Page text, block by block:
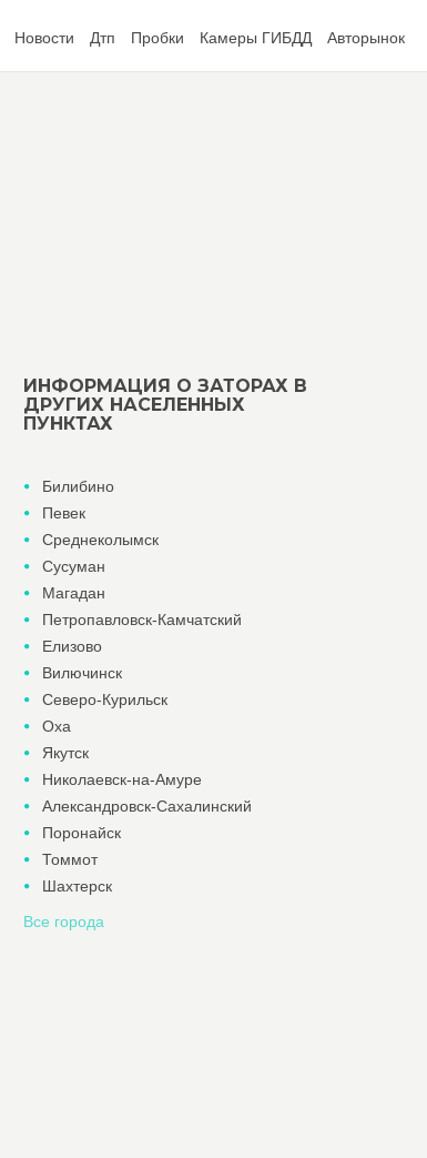
Новости Дтп Пробки Камеры ГИБДД Авторынок
ИНФОРМАЦИЯ О ЗАТОРАХ В
ДРУГИХ НАСЕЛЕННЫХ
ПУНКТАХ
Билибино
Певек
Среднеколымск
Сусуман
Магадан
Петропавловск-Камчатский
Елизово
Вилючинск
Северо-Курильск
Оха
Якутск
Николаевск-на-Амуре
Александровск-Сахалинский
Поронайск
Томмот
Шахтерск
Все города